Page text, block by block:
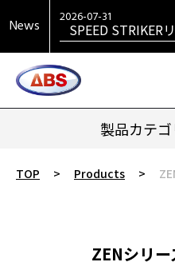
News VENGEANCE
2026-07-31
SPEED STRIKER
STRIKER
2026-07-31
SIGMAシリーズ
PEARL発売！
2026-07-29
大岡産業レディー
ーナメント 2026
2026-06-30
HONEY BADGER
HONEY製品カテ
TOP > Products >
ZENシリ